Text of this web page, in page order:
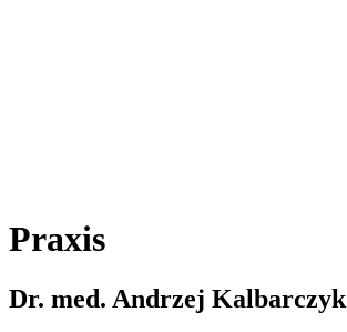
Praxis
Dr. med. Andrzej Kalbarczyk